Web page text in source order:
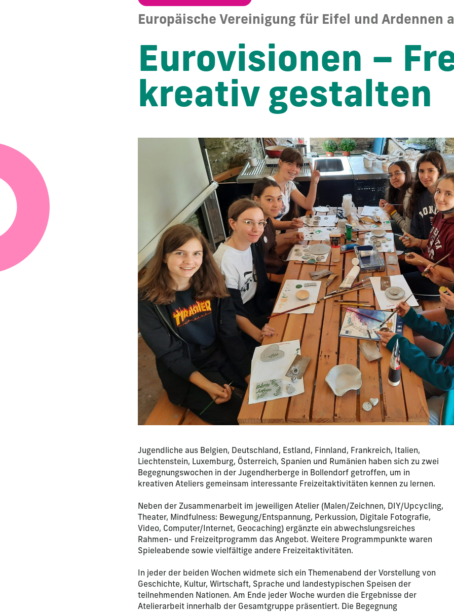
Europäische Vereinigung für Eifel und Ardennen
Eurovisionen –
kreativ gestalten
Jugendliche aus Belgien, Deutschland, Estland, Finnland, Frankreich, Italien,
Liechtenstein, Luxemburg, Österreich, Spanien und Rumänien haben sich zu zwei
Begegnungswochen in der Jugendherberge in Bollendorf getroffen, um in
kreativen Ateliers gemeinsam interessante Freizeitaktivitäten kennen zu lernen.
Neben der Zusammenarbeit im jeweiligen Atelier (Malen/Zeichnen, DIY/Upcycling,
Theater, Mindfulness: Bewegung/Entspannung, Perkussion, Digitale Fotografie,
Video, Computer/Internet, Geocaching) ergänzte ein abwechslungsreiches
Rahmen- und Freizeitprogramm das Angebot. Weitere Programmpunkte waren
Spieleabende sowie vielfältige andere Freizeitaktivitäten.
In jeder der beiden Wochen widmete sich ein Themenabend der Vorstellung von
Geschichte, Kultur, Wirtschaft, Sprache und landestypischen Speisen der
teilnehmenden Nationen. Am Ende jeder Woche wurden die Ergebnisse der
Atelierarbeit innerhalb der Gesamtgruppe präsentiert. Die Begegnung